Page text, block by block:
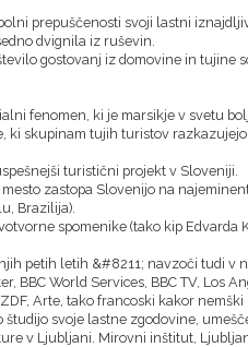
prepuščenosti svoji lastni
dvignila iz ruševin.
gostovanj iz domovine in tujine
fenomen, ki je marsikje v svetu
ki skupinam tujih turistov
turistični projekt v Sloveniji.
zastopa Slovenijo na
Brazilija).
spomenike (tako kip Edvarda
petih letih &#8211; navzoči tudi v
BBC World Services, BBC TV, Los
Arte, tako francoski kakor nemški
svoje lastne zgodovine,
v Ljubljani. Mirovni inštitut,